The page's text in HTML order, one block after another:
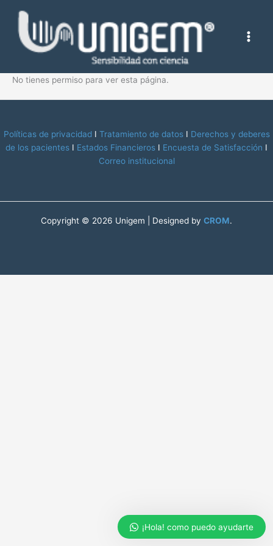
contenido
No tienes permiso para ver esta página.
Políticas de privacidadI Tratamiento de datosI Derechos y deberes
de los pacientes I Estados Financieros I Encuesta de Satisfacción I
Correo institucional
Copyright © 2026 Unigem | Designed by CROM.
¡Hola! como puedo ayudarte